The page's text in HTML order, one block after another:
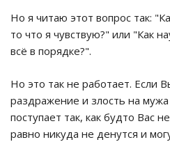
Но я читаю этот вопрос так:
то что я чувствую?" или "Как
всё в порядке?".
Но это так не работает. Если
раздражение и злость на мужа
поступает так, как будто Вас
равно никуда не денутся и